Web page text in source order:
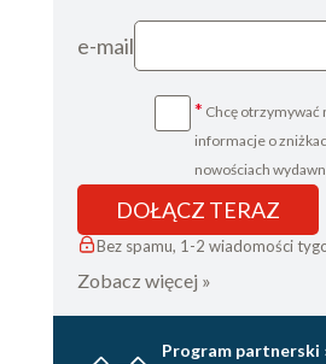
e-mail
* Chcę otrzymywać
informacje o
nowościach
DOŁĄCZ TERAZ
Bez spamu, 1-2 wiadomości
Zobacz więcej »
Program partnerski